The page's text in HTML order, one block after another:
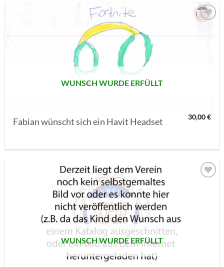
WUNSCH WURDE ERFÜLLT
Fabian wünscht sich ein Havit Headset 30,00€
WUNSCH WURDE ERFÜLLT